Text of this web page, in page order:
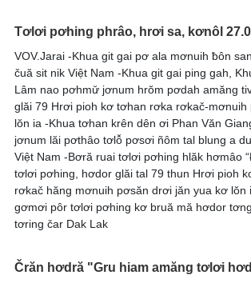
Tơlơi pơhing phrâo, hrơi sa, kơnôl
VOV.Jarai -Khua git gai pơ ala mơnuih ƀôn
čuă sit nik Việt Nam -Khua git gai ping gah,
Lâm nao pơhmư̆ jơnum hrŏm pơdah amăng
glăi 79 Hrơi pioh kơ tơhan rơka rơkač-
lŏn ia -Khua tơhan krên dên ơi Phan Văn
jơnum lăi pơthâo tơlô̆ pơsơi ñôm tal blung a
Việt Nam -Bơră ruai tơlơi pơhing hlăk hơmâo
tơlơi pơhing, hơdor glăi tal 79 thun Hrơi pioh
rơkač hăng mơnuih pơsăn drơi jăn yua kơ lŏn
gơmơi pôr tơlơi pơhing kơ bruă mă hơdor
tơring čar Dak Lak
Črăn hơdră "Gru hiam amăng tơlơi